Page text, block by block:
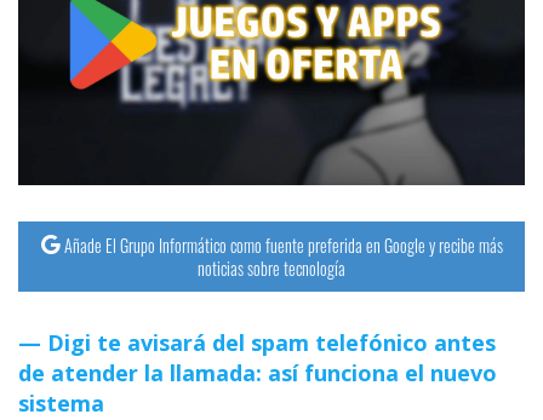
Operadores
y
Tutoriales
Ciberseguridad
Sistemas
operativos
Añade El Grupo Informático como fuente preferida en Google y recibe más
noticias sobre tecnología
Digi te avisará del spam telefónico antes
de atender la llamada: así funciona el nuevo
sistema